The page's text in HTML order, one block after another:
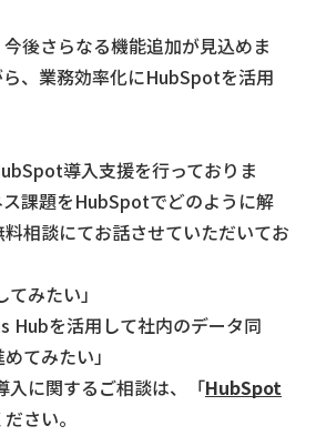
後さらなる機能追加が見込めま
、業務効率化にHubSpotを活用
導入支援を行っておりま
課題をHubSpotでどのように解
相談にてお話させていただいてお
みたい」
Hubを活用して社内のデータ同
てみたい」
入に関するご相談は、「HubSpot
さい。